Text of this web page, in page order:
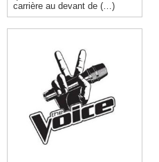
carrière au devant de (…)